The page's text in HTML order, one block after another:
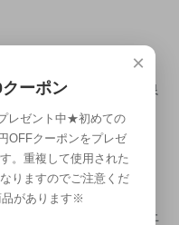
ございますが、商品の不良
てご使用ください。
して使用してください。
ください。
用しないでください。
ような場合には使用を中止
×
ーポン
レゼント中★初めての
OFFクーポンをプレゼ
。重複して使用された
りますのでご注意くだ
があります※